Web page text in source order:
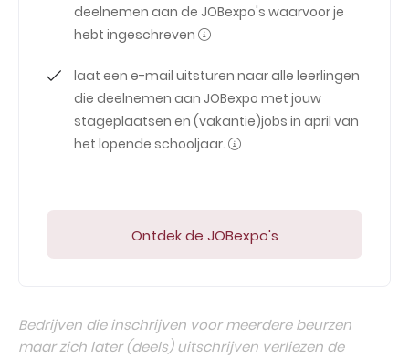
deelnemen aan de JOBexpo's waarvoor je
hebt ingeschreven
laat een e-mail uitsturen naar alle leerlingen
die deelnemen aan JOBexpo met jouw
stageplaatsen en (vakantie)jobs in april van
het lopende schooljaar.
Ontdek de JOBexpo's
Bedrijven die inschrijven voor meerdere beurzen
maar zich later (deels) uitschrijven verliezen de